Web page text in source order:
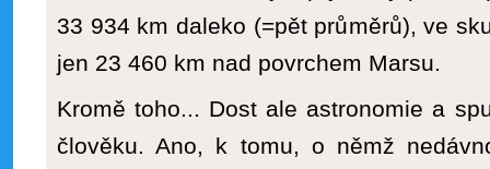
33 934 km daleko (=pět průměrů), ve
jen 23 460 km nad povrchem Marsu.
Kromě toho... Dost ale astronomie a
člověku. Ano, k tomu, o němž